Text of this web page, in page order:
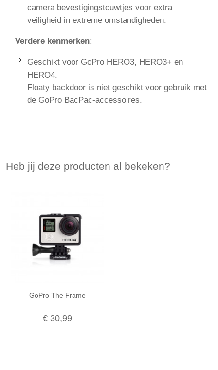
camera bevestigingstouwtjes voor extra
veiligheid in extreme omstandigheden.
Verdere kenmerken:
Geschikt voor GoPro HERO3, HERO3+ en
HERO4.
Floaty backdoor is niet geschikt voor gebruik met
de GoPro BacPac-accessoires.
Heb jij deze producten al bekeken?
GoPro The Frame
€ 30,99